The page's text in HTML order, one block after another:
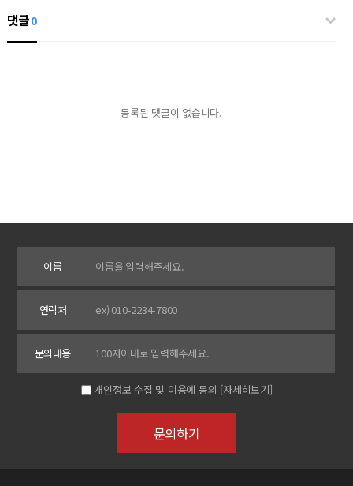
댓글0
등록된 댓글이 없습니다.
이름
연락처
문의내용
개인정보 수집 및 이용에 동의 [자세히보기]